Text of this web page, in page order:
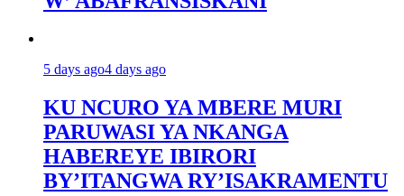
5 days ago4 days ago
KU NCURO YA MBERE MURI
PARUWASI YA NKANGA
HABEREYE IBIRORI
BY’ITANGWA RY’ISAKRAMENTU